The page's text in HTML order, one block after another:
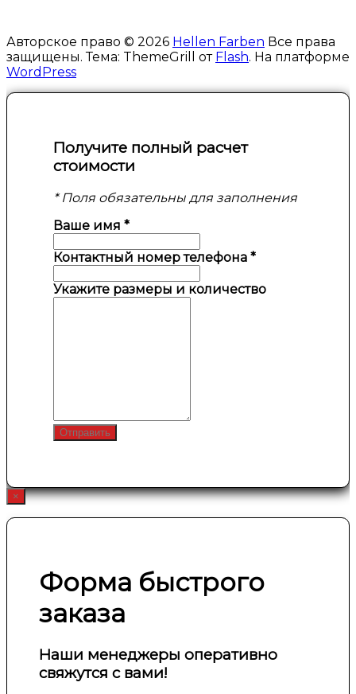
Авторское право © 2026 Hellen Farben Все права
защищены. Тема: ThemeGrill от Flash. На платформе
WordPress
Получите полный расчет
стоимости
* Поля обязательны для заполнения
Ваше имя *
Контактный номер телефона *
Укажите размеры и количество
Отправить
×
Форма быстрого
заказа
Наши менеджеры оперативно
свяжутся с вами!